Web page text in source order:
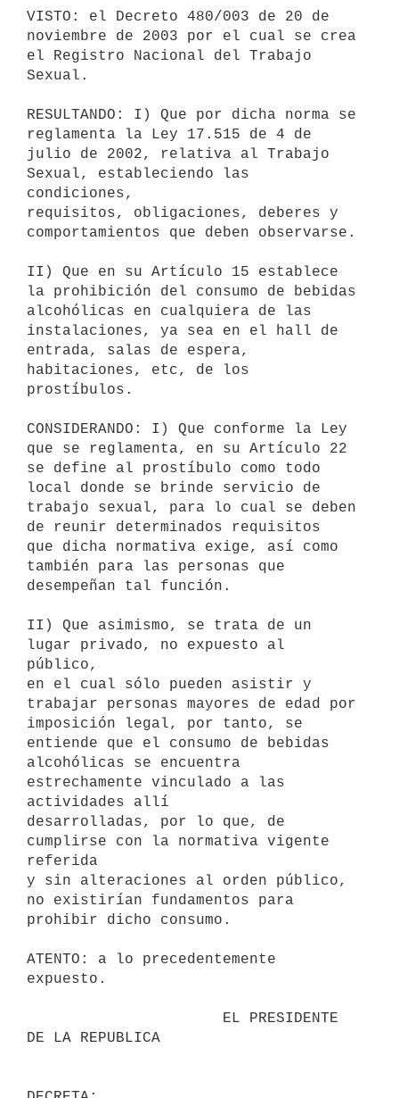
VISTO: el Decreto 480/003 de 20 de
noviembre de 2003 por el cual se crea
el Registro Nacional del Trabajo
Sexual.
RESULTANDO: I) Que por dicha norma se
reglamenta la Ley 17.515 de 4 de
julio de 2002, relativa al Trabajo
Sexual, estableciendo las
condiciones,
requisitos, obligaciones, deberes y
comportamientos que deben observarse.
II) Que en su Artículo 15 establece
la prohibición del consumo de bebidas
alcohólicas en cualquiera de las
instalaciones, ya sea en el hall de
entrada, salas de espera,
habitaciones, etc, de los
prostíbulos.
CONSIDERANDO: I) Que conforme la Ley
que se reglamenta, en su Artículo 22
se define al prostíbulo como todo
local donde se brinde servicio de
trabajo sexual, para lo cual se deben
de reunir determinados requisitos
que dicha normativa exige, así como
también para las personas que
desempeñan tal función.
II) Que asimismo, se trata de un
lugar privado, no expuesto al
público,
en el cual sólo pueden asistir y
trabajar personas mayores de edad por
imposición legal, por tanto, se
entiende que el consumo de bebidas
alcohólicas se encuentra
estrechamente vinculado a las
actividades allí
desarrolladas, por lo que, de
cumplirse con la normativa vigente
referida
y sin alteraciones al orden público,
no existirían fundamentos para
prohibir dicho consumo.
ATENTO: a lo precedentemente
expuesto.
DE LA REPUBLICA